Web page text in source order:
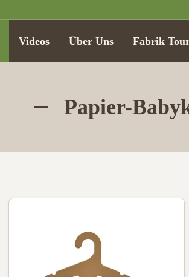
Videos Über Uns Fabrik
Papier-